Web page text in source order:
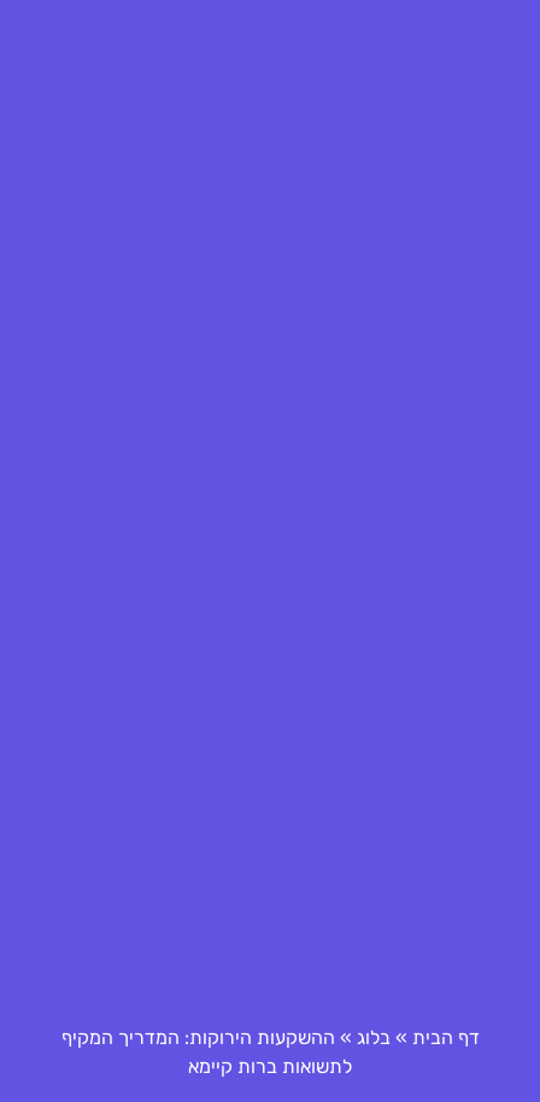
דף הבית »בלוג » ההשקעות הירוקות: המדריך המקיף
לתשואות ברות קיימא